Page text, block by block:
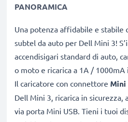
PANORAMICA
Una potenza affidabile e stabile
subtel da auto per Dell Mini 3!
accendisigari standard di auto,
o moto e ricarica a 1A / 1000mA
Il caricatore con connettore Mini
Dell Mini 3, ricarica in sicurezza,
via porta Mini USB. Tieni i tuoi